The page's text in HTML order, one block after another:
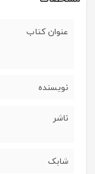
عنوان کتاب
نویسنده
ناشر
شابک